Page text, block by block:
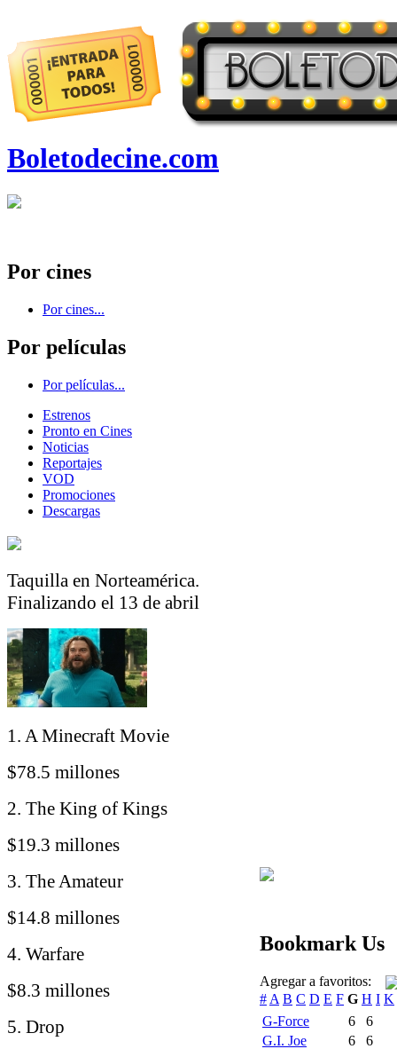
Boletodecine.com
Por cines
Por cines...
Por películas
Por películas...
Estrenos
Pronto en Cines
Noticias
Reportajes
VOD
Promociones
Descargas
Taquilla en Norteamérica.
Finalizando el 13 de abril
1. A Minecraft Movie
$78.5 millones
2. The King of Kings
$19.3 millones
3. The Amateur
$14.8 millones
4. Warfare
$8.3 millones
5. Drop
Bookmark Us
Agregar a favoritos:
# A B C D E F G H I K
G-Force
6
6
G.I. Joe
6
6